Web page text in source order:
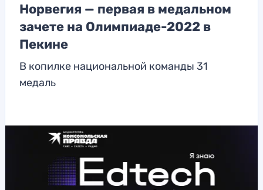
Норвегия — первая в медальном
зачете на Олимпиаде-2022 в
Пекине
В копилке национальной команды 31
медаль